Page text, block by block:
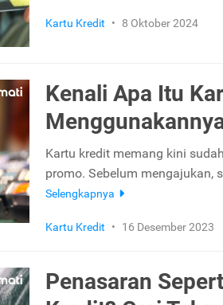
Kartu Kredit • 8 Oktober 2024
Kenali Apa Itu
Kartu kredit memang kini
promo. Sebelum mengajukan,
Selengkapnya
Kartu Kredit • 16 Desember 2023
Penasaran